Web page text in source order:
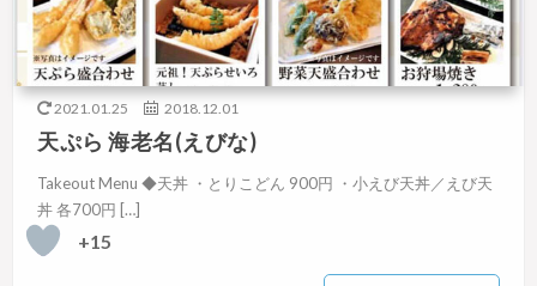
2021.01.25 2018.12.01
天ぷら 海老名(えびな)
Takeout Menu ◆天丼 ・とりこどん 900円 ・小えび天丼／えび天
丼 各700円 […]
+15